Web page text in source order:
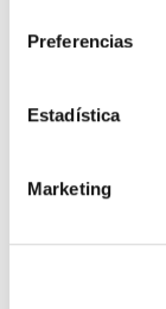
Preferencias
Estadística
Marketing
CHAQUETA PASEO TÉCNICO
ADULTO 24/25